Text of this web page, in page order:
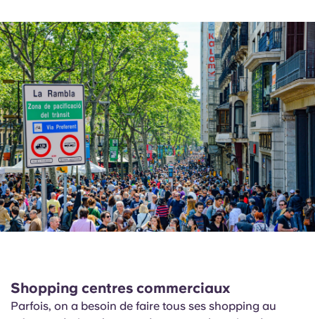
Shopping centres commerciaux
Parfois, on a besoin de faire tous ses shopping au